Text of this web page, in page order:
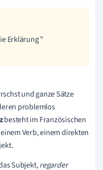
Erklärung "
und ganze Sätze
problemlos
besteht im Französischen
Verb, einem direkten
Subjekt,regarder